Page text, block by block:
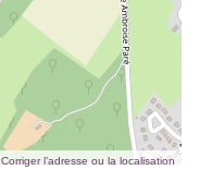
Corriger l’adresse ou la localisation